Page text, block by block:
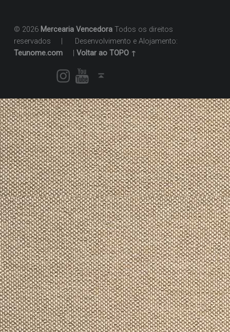
© 2026 Mercearia VencedoraTodos os direitos
reservados
Desenvolvimento e Alojamento:
Teunome.com
Voltar ao TOPO ↑
InstagramYoutube